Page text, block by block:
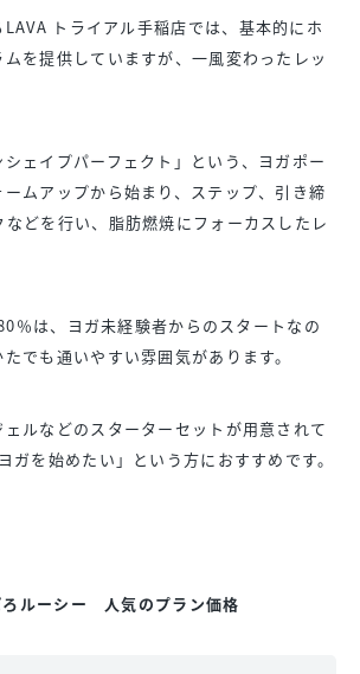
トライアル手稲店では、基本的にホ
を提供していますが、一風変わったレッ
ェイプパーフェクト」という、ヨガポー
ムアップから始まり、ステップ、引き締
どを行い、脂肪燃焼にフォーカスしたレ
％は、ヨガ未経験者からのスタートなの
でも通いやすい雰囲気があります。
ルなどのスターターセットが用意されて
ガを始めたい」という方におすすめです。
ろルーシー 人気のプラン価格